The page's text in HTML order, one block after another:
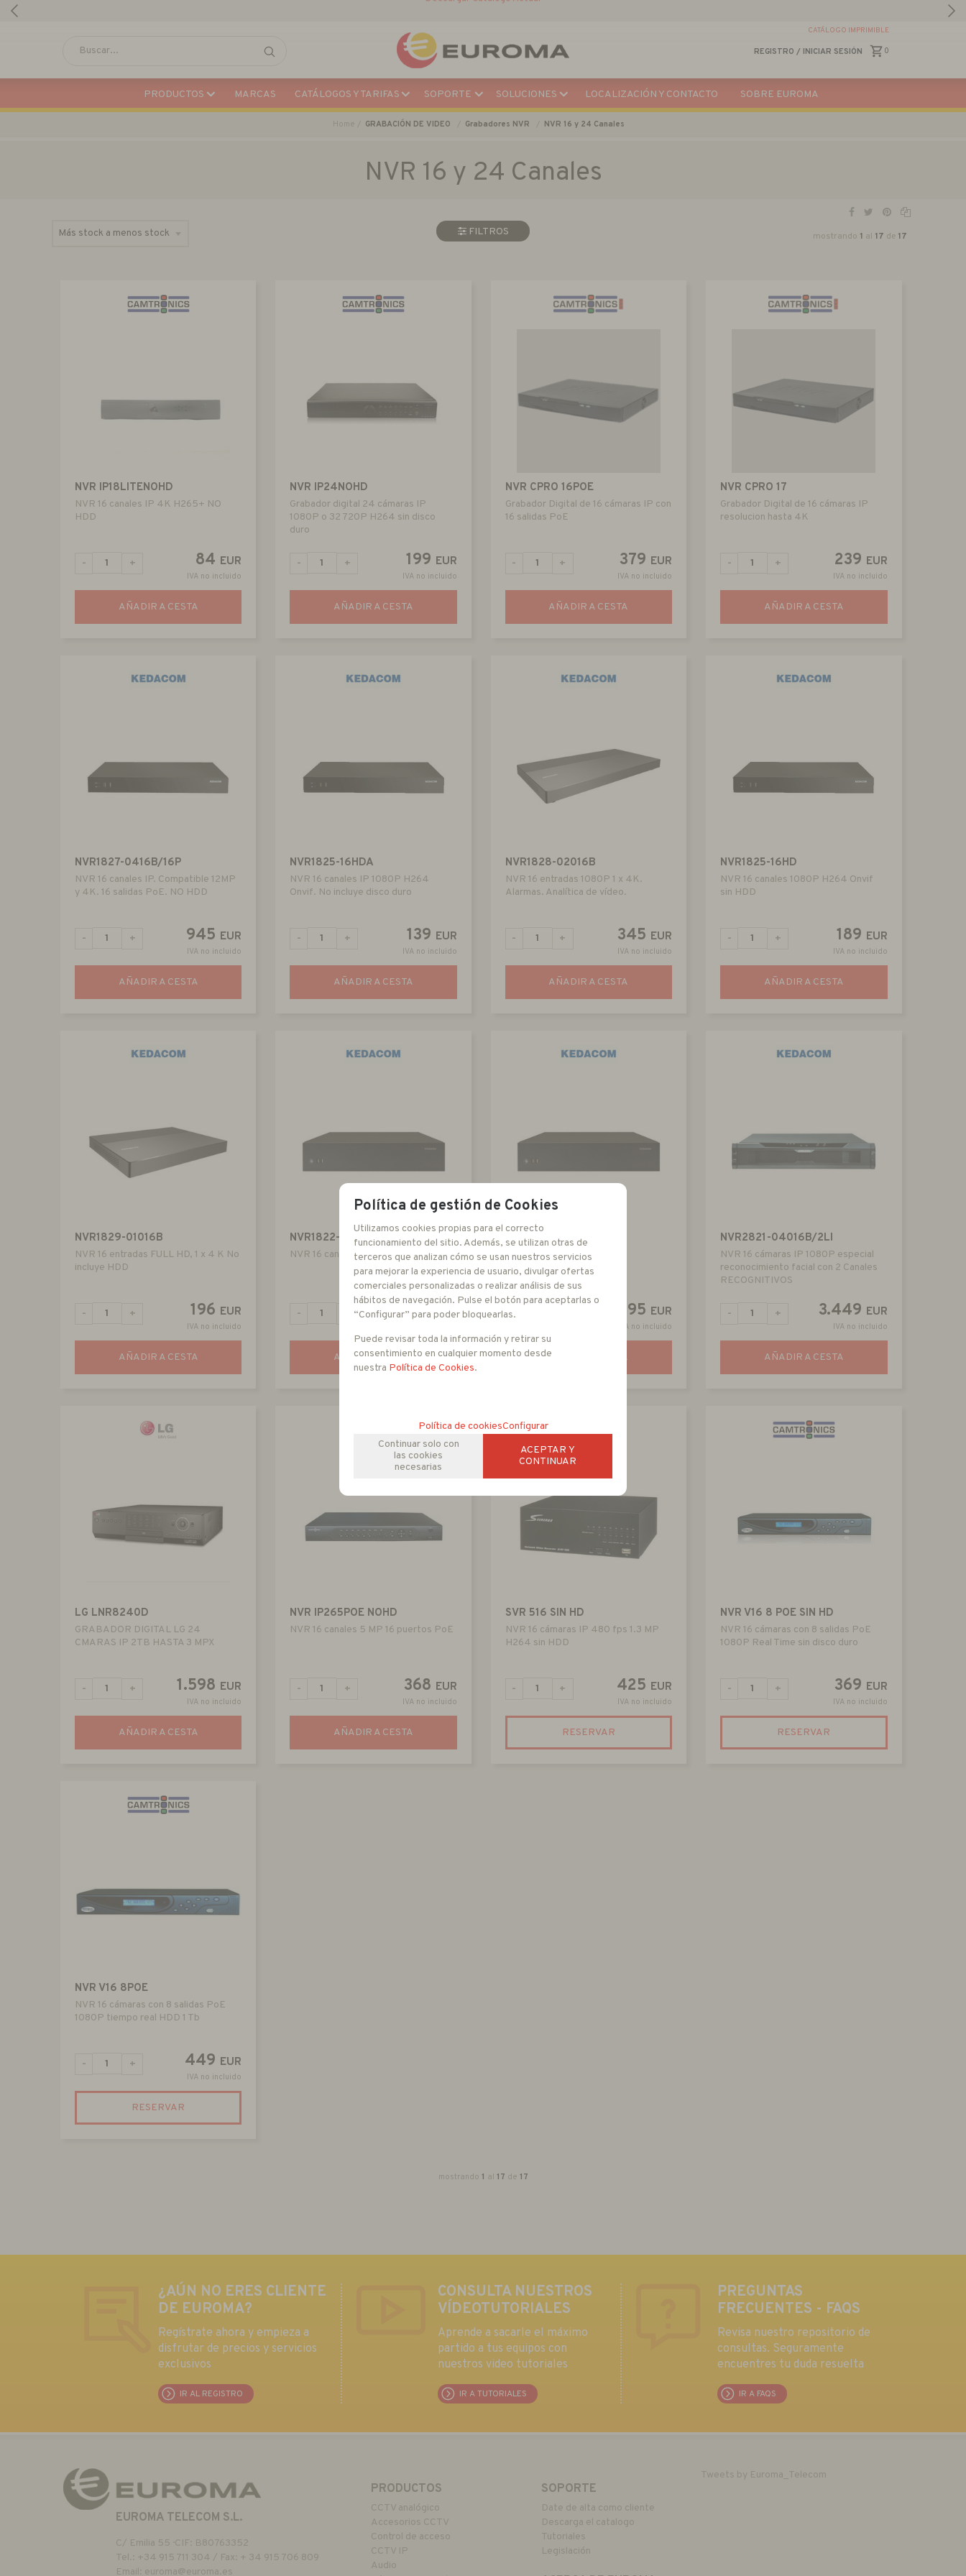
REGISTRO / INICIAR SESIÓN 0
CATÁLOGO IMPRIMIBLE
PRODUCTOS MARCAS CATÁLOGOS Y TARIFAS SOPORTE SOLUCIONES LOCALIZACIÓN Y CONTACTO SOBRE EUROMA
Home GRABACIÓN DE VIDEO Grabadores NVR NVR 16 y 24 Canales
NVR 16 y 24 Canales
FILTROS mostrando 1 al 17 de 17
NVR IP18LITENOHD
NVR 16 canales IP 4K H265+ NO
HDD
84 EUR
IVA no incluido
- +
AÑADIR A CESTA
NVR IP24NOHD
Grabador digital 24 cámaras IP
1080P o 32 720P H264 sin disco
duro
199 EUR
IVA no incluido
- +
AÑADIR A CESTA
NVR CPRO 16POE
Grabador Digital de 16 cámaras IP con
16 salidas PoE
379 EUR
IVA no incluido
- +
AÑADIR A CESTA
NVR CPRO 17
Grabador Digital de 16 cámaras IP
resolucion hasta 4K
239 EUR
IVA no incluido
- +
AÑADIR A CESTA
NVR1827-0416B/16P
NVR 16 canales IP. Compatible 12MP
y 4K. 16 salidas PoE. NO HDD
945 EUR
IVA no incluido
- +
AÑADIR A CESTA
NVR1825-16HDA
NVR 16 canales IP 1080P H264
Onvif. No incluye disco duro
139 EUR
IVA no incluido
- +
AÑADIR A CESTA
NVR1828-02016B
NVR 16 entradas 1080P 1 x 4K.
Alarmas. Analítica de vídeo.
345 EUR
IVA no incluido
- +
AÑADIR A CESTA
NVR1825-16HD
NVR 16 canales 1080P H264 Onvif
sin HDD
189 EUR
IVA no incluido
- +
AÑADIR A CESTA
NVR1829-01016B
NVR 16 entradas FULL HD, 1 x 4 K No
incluye HDD
196 EUR
IVA no incluido
- +
AÑADIR A CESTA
NVR1822-16HDA
NVR 16 canales 1080P H264 Onvif
259 EUR
-
AÑADIR A CESTA
NVR1821-04016A
NVR 16 canales H265 Onvif
compatible 4K
995 EUR
IVA no incluido
-
AÑADIR A CESTA
NVR2821-04016B/2LI
NVR 16 cámaras IP 1080P especial
reconocimiento facial con 2 Canales
RECOGNITIVOS
3.449 EUR
IVA no incluido
- +
AÑADIR A CESTA
LG LNR8240D
GRABADOR DIGITAL LG 24
CMARAS IP 2TB HASTA 3 MPX
1.598 EUR
IVA no incluido
- +
AÑADIR A CESTA
NVR IP265POE NOHD
NVR 16 canales 5 MP 16 puertos PoE
368 EUR
IVA no incluido
- +
AÑADIR A CESTA
SVR 516 SIN HD
NVR 16 cámaras IP 480 fps 1.3 MP
H264 sin HDD
425 EUR
IVA no incluido
- +
RESERVAR
NVR V16 8 POE SIN HD
NVR 16 cámaras con 8 salidas PoE
1080P Real Time sin disco duro
369 EUR
IVA no incluido
- +
RESERVAR
NVR V16 8POE
NVR 16 cámaras con 8 salidas PoE
1080P tiempo real HDD 1 Tb
449 EUR
IVA no incluido
- +
RESERVAR
mostrando 1 al 17 de 17
¿AÚN NO ERES CLIENTE
DE EUROMA?
Regístrate ahora y empieza a
disfrutar de precios y servicios
exclusivos
IR AL REGISTRO
CONSULTA NUESTROS
VÍDEOTUTORIALES
Aprende a sacarle el máximo
partido a tus equipos con
nuestros video tutoriales
IR A TUTORIALES
PREGUNTAS
FRECUENTES - FAQS
Revisa nuestro repositorio de
consultas. Seguramente
encuentres tu duda resuelta
IR A FAQS
EUROMA TELECOM S.L.
C/ Emilia 55 · CIF: B80763352
Tel.: +34 915 711 304 / Fax: + 34 915 706 809
Email: euroma@euroma.es
PRODUCTOS
CCTV analógico
Accesorios CCTV
Control de acceso
CCTV IP
Audio
SOPORTE
Date de alta como cliente
Descarga el catalogo
Tutoriales
Legislación
Tweets by Euroma_Telecom
Política de gestión de Cookies
Utilizamos cookies propias para el correcto
funcionamiento del sitio. Además, se utilizan otras de
terceros que analizan cómo se usan nuestros servicios
para mejorar la experiencia de usuario, divulgar ofertas
comerciales personalizadas o realizar análisis de sus
hábitos de navegación. Pulse el botón para aceptarlas o
“Configurar” para poder bloquearlas.
Puede revisar toda la información y retirar su
consentimiento en cualquier momento desde
nuestra Política de Cookies.
Política de cookiesConfigurar
Continuar solo con
las cookies
necesarias
ACEPTAR Y
CONTINUAR